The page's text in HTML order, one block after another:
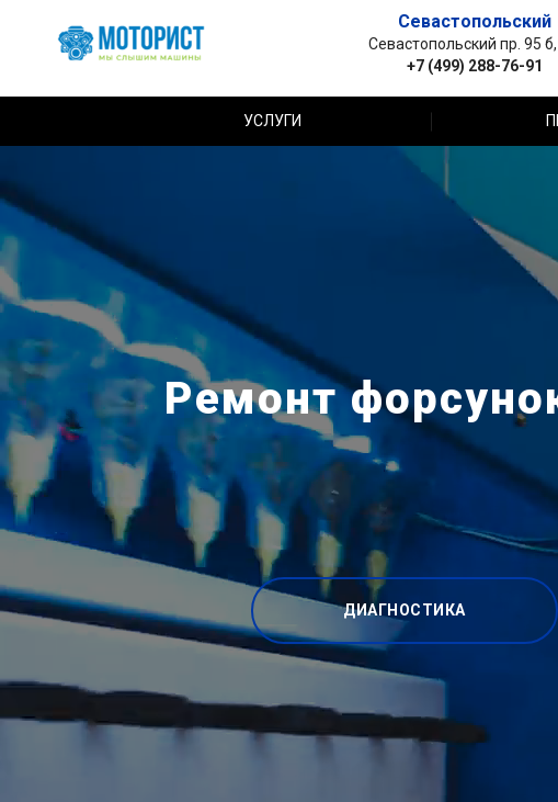
Севастопольский
Севастопольский пр. 95 б,
+7 (499) 288-76-91
УСЛУГИ
Ремонт
ДИАГНОСТИКА